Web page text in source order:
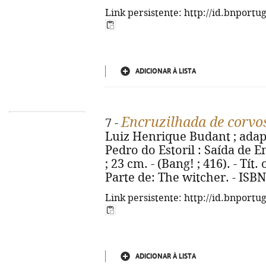
Link persistente: http://
ADICIONAR À LISTA
7 -Encruzilhada de
Luiz Henrique Budant ;
Pedro do Estoril : Saída de
; 23 cm. - (Bang! ; 416). -
Parte de: The witcher. -
Link persistente: http://
ADICIONAR À LISTA